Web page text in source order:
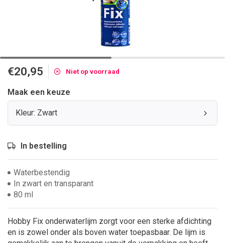
€20,95 Niet op voorraad
Maak een keuze
Kleur: Zwart
In bestelling
Waterbestendig
In zwart en transparant
80 ml
Hobby Fix onderwaterlijm zorgt voor een sterke afdichting
en is zowel onder als boven water toepasbaar. De lijm is